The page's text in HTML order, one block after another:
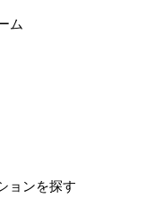
ム
ョンを探す